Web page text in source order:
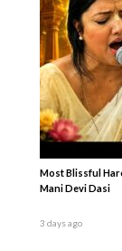
Most Blissful
Mani Devi Dasi
3 days ago